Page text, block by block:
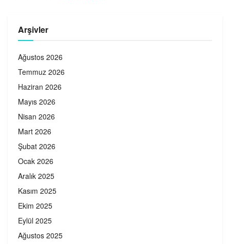
Arşivler
Ağustos 2026
Temmuz 2026
Haziran 2026
Mayıs 2026
Nisan 2026
Mart 2026
Şubat 2026
Ocak 2026
Aralık 2025
Kasım 2025
Ekim 2025
Eylül 2025
Ağustos 2025